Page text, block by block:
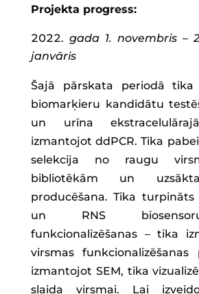
Projekta progress:
gada 1. novembris –
janvāris
Šajā pārskata periodā tika
biomarķieru kandidātu
un urīna
izmantojot ddPCR. Tika
selekcija no raugu
bibliotēkām un
producēšana. Tika
un RNS
funkcionalizēšanas – tika
virsmas funkcionalizēšanas
izmantojot SEM, tika
slaida virsmai. Lai